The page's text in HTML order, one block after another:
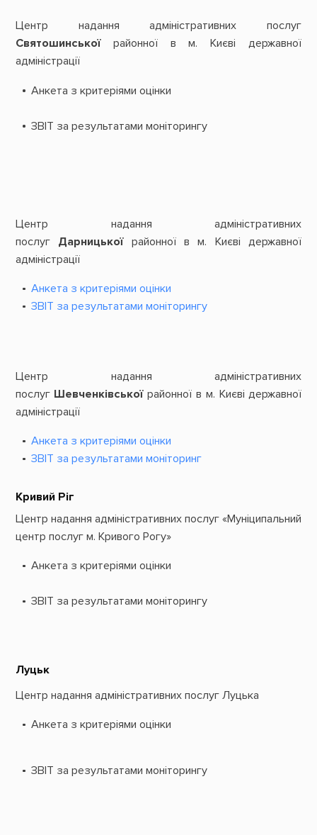
Центр надання адміністративних послуг
Святошинськоїрайонної в м. Києві державної
адміністрації
Анкета з критеріями оцінки
ЗВІТ за результатами моніторингу
Центр надання адміністративних
послуг Дарницької районної в м. Києві державної
адміністрації
Анкета з критеріями оцінки
ЗВІТ за результатами моніторингу
Центр надання адміністративних
послугШевченківськоїрайонної в м. Києві державної
адміністрації
Анкета з критеріями оцінки
ЗВІТ за результатами моніторинг
Кривий Ріг
Центр надання адміністративних послуг «Муніципальний
центр послуг м. Кривого Рогу»
Анкета з критеріями оцінки
ЗВІТ за результатами моніторингу
Луцьк
Центр надання адміністративних послуг Луцька
Анкета з критеріями оцінки
ЗВІТ за результатами моніторингу